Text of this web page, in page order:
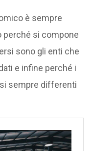
è sempre
perché si compone
sono gli enti che
e infine perché i
sempre differenti